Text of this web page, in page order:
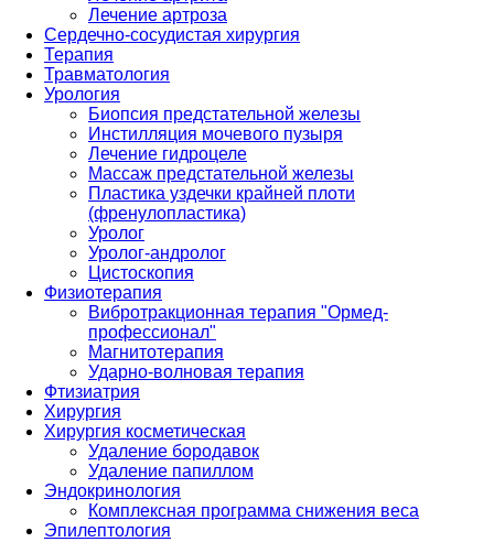
Лечение артроза
Сердечно-сосудистая хирургия
Терапия
Травматология
Урология
Биопсия предстательной железы
Инстилляция мочевого пузыря
Лечение гидроцеле
Массаж предстательной железы
Пластика уздечки крайней плоти
(френулопластика)
Уролог
Уролог-андролог
Цистоскопия
Физиотерапия
Вибротракционная терапия "Ормед-
профессионал"
Магнитотерапия
Ударно-волновая терапия
Фтизиатрия
Хирургия
Хирургия косметическая
Удаление бородавок
Удаление папиллом
Эндокринология
Комплексная программа снижения веса
Эпилептология